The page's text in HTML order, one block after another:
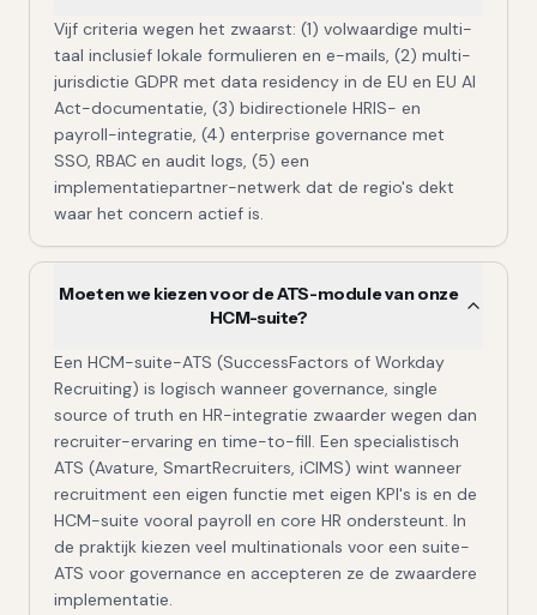
Vijf criteria wegen het zwaarst: (1) volwaardige multi-
taal inclusief lokale formulieren en e-mails, (2) multi-
jurisdictie GDPR met data residency in de EU en EU AI
Act-documentatie, (3) bidirectionele HRIS- en
payroll-integratie, (4) enterprise governance met
SSO, RBAC en audit logs, (5) een
implementatiepartner-netwerk dat de regio's dekt
waar het concern actief is.
Moeten we kiezen voor de ATS-module van onze
HCM-suite?
Een HCM-suite-ATS (SuccessFactors of Workday
Recruiting) is logisch wanneer governance, single
source of truth en HR-integratie zwaarder wegen dan
recruiter-ervaring en time-to-fill. Een specialistisch
ATS (Avature, SmartRecruiters, iCIMS) wint wanneer
recruitment een eigen functie met eigen KPI's is en de
HCM-suite vooral payroll en core HR ondersteunt. In
de praktijk kiezen veel multinationals voor een suite-
ATS voor governance en accepteren ze de zwaardere
implementatie.